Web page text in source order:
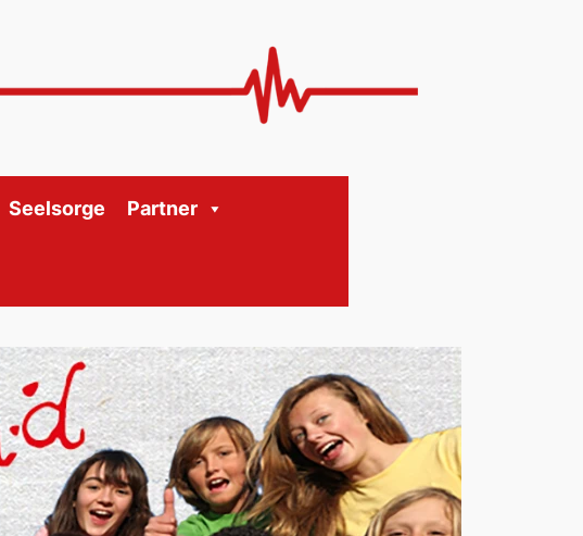
Seelsorge Partner